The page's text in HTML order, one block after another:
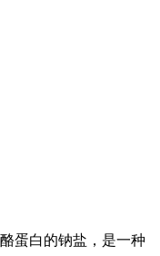
蛋白的钠盐，是一种